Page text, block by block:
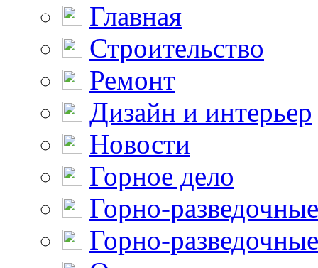
Главная
Строительство
Ремонт
Дизайн и интерьер
Новости
Горное дело
Горно-
Горно-